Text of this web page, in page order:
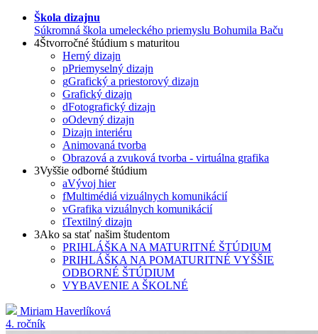
Škola dizajnu
Súkromná škola umeleckého priemyslu Bohumila Baču
4Štvorročné štúdium s maturitou
Herný dizajn
pPriemyselný dizajn
gGrafický a priestorový dizajn
Grafický dizajn
dFotografický dizajn
oOdevný dizajn
Dizajn interiéru
Animovaná tvorba
Obrazová a zvuková tvorba - virtuálna grafika
3Vyššie odborné štúdium
aVývoj hier
fMultimédiá vizuálnych komunikácií
vGrafika vizuálnych komunikácií
tTextilný dizajn
3Ako sa stať našim študentom
PRIHLÁŠKA NA MATURITNÉ ŠTÚDIUM
PRIHLÁŠKA NA POMATURITNÉ VYŠŠIE
ODBORNÉ ŠTÚDIUM
VYBAVENIE A ŠKOLNÉ
Miriam Haverlíková
4. ročník